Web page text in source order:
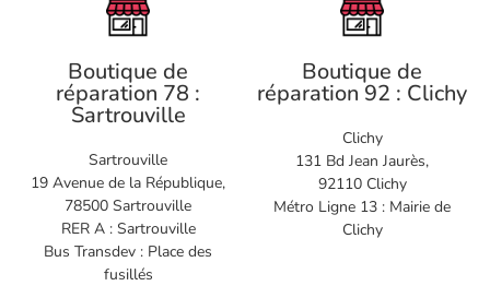
Boutique de
réparation 78 :
Sartrouville
Sartrouville
19 Avenue de la République,
78500 Sartrouville
RER A : Sartrouville
Bus Transdev : Place des
fusillés
Boutique de
réparation 92 : Clichy
Clichy
131 Bd Jean Jaurès,
92110 Clichy
Métro Ligne 13 : Mairie de
Clichy